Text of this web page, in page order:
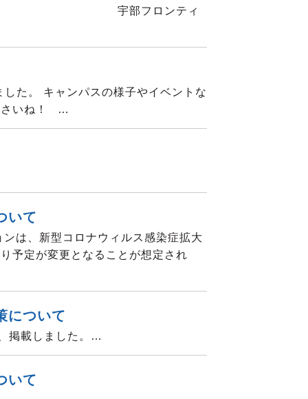
フロンティ
た。 キャンパスの様子やイベントな
さいね！ …
いて
は、新型コロナウィルス感染症拡大
予定が変更となることが想定され
について
掲載しました。…
いて